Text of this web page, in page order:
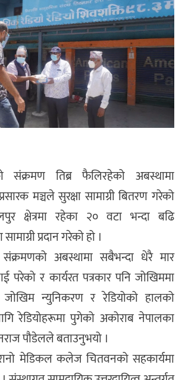
संक्रमण तिब्र फैलिरहेको अबस्थामा
मञ्चले सुरक्षा सामाग्री बितरण गरेको
क्षेत्रमा रहेका २० वटा भन्दा बढि
प्रदान गरेको हो ।
अबस्थामा सबैभन्दा धेरै मार
परेको र कार्यरत पत्रकार पनि जोखिममा
न्युनिकरण र रेडियोको हालको
रेडियोहरूमा पुगेको अकोराब नेपालका
पौडेलले बताउनुभयो ।
मेडिकल कलेज चितवनको सहकार्यमा